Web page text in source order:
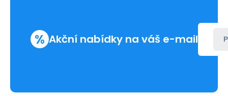
% Akční nabídky na váš e-mail